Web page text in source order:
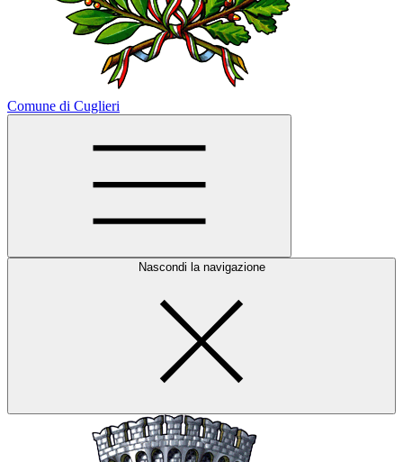
Comune di Cuglieri
Nascondi la navigazione